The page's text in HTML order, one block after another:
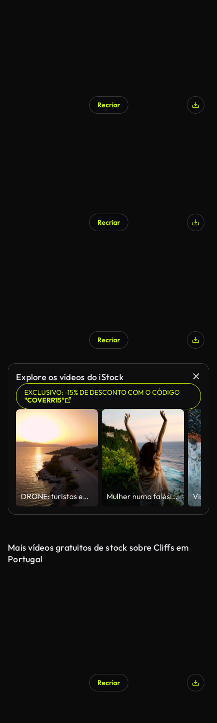
Recriar
Recriar
Recriar
Explore os vídeos do iStock
EXCLUSIVO: -15% DE DESCONTO COM O CÓDIGO
"COVERR15"
DRONE: turistas em viagem de carro explorando a ilha mediterrânea ao pôr do sol. Mulher numa falésia com vista sobre o oceano em Bali
Mais vídeos gratuitos de stock sobre Cliffs em
Portugal
Recriar